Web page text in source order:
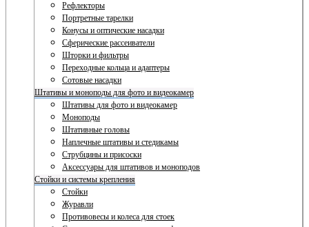
Рефлекторы
Портретные тарелки
Конусы и оптические насадки
Сферические рассеиватели
Шторки и фильтры
Переходные кольца и адаптеры
Сотовые насадки
Штативы и моноподы для фото и видеокамер
Штативы для фото и видеокамер
Моноподы
Штативные головы
Наплечные штативы и стедикамы
Струбцины и присоски
Аксессуары для штативов и моноподов
Стойки и системы крепления
Стойки
Журавли
Противовесы и колеса для стоек